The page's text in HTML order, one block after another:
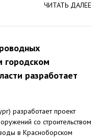
ЧИТАТЬ ДАЛЕЕ
городском
разработает
разработает проект
со строительством
в Красноборском